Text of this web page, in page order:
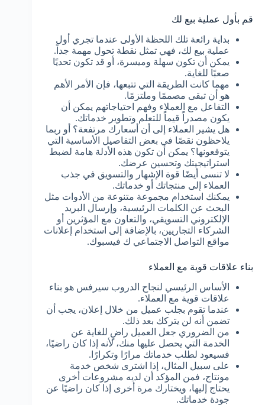
قم بأول عملية بيع لك
بداية رائعة تلك اللحظة الأولى عندما تجري أول
عملية بيع لك، فهي تمثل نقطة تحول مهمة جداً.
يمكن أن تكون سهلة وميسرة، أو قد تكون تحديًا
صعبًا للغاية.
مهما كانت الطريقة التي تتبعها، فإن الأمر الأهم
هو أن تبقى مصممًا وملتزمًا.
التفاعل مع العملاء وفهم احتياجاتهم يمكن أن
يكون مصدراً قيماً للتعلم وتطوير خدماتك.
هل يشير العملاء إلى أن أسعارك مرتفعة؟ أو ربما
يلاحظون نقصًا في بعض التفاصيل الأساسية التي
يتوقعونها؟ يمكن أن تكون هذه الأدلة هامة لضبط
استراتيجيتك وتحسين عرضك.
لا تنسى أيضًا قوة الإشهار والتسويق في جذب
العملاء إلى منتجاتك أو خدماتك.
يمكنك استخدام مجموعة متنوعة من الأدوات مثل
البحث عن الكلمات الرئيسية، وإرسال البريد
الإلكتروني التسويقي، والتعاون مع المؤثرين أو
الشركاء التجاريين، بالإضافة إلى استخدام إعلانات
مواقع التواصل الاجتماعي ك فيسبوك.
بناء علاقات قوية مع العملاء
الأساس الرئيسي لنجاح الدروب سيرفس هو بناء
علاقات قوية مع العملاء.
عندما تقوم بجلب عميل من خلال إعلان، يجب أن
تضمن أنه لن يتركك بعد ذلك.
من الضروري جعل العميل راضٍ للغاية عن
الخدمة التي يحصل عليها منك، لأنه إذا كان راضيًا،
فسيعود لطلب خدماتك مرارًا وتكرارًا.
على سبيل المثال، إذا اشترى شخص خدمة
مونتاج، فمن المؤكد أن لديه مشروعات أخرى
يحتاج إليها، ويختارك مرة أخرى إذا كان راضيًا عن
جودة خدماتك.